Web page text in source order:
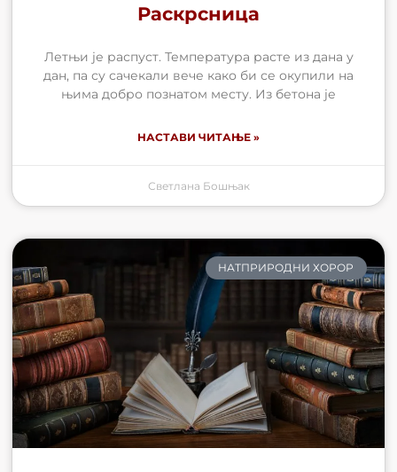
Раскрсница
Летњи је распуст. Температура расте из дана у
дан, па су сачекали вече како би се окупили на
њима добро познатом месту. Из бетона је
НАСТАВИ ЧИТАЊЕ »
Светлана Бошњак
НАТПРИРОДНИ ХОРОР